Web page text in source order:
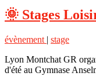
🌞 Stages
évènement | stage
Lyon Montchat GR
d'été au Gymnase